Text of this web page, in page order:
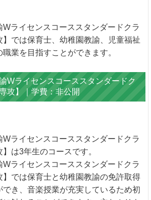
ライセンスコーススタンダードクラ
】では保育士、幼稚園教諭、児童福祉
業を目指すことができます。
Wライセンスコーススタンダードク
攻】｜学費：非公開
ライセンスコーススタンダードクラ
は3年生のコースです。
ライセンスコーススタンダードクラ
】では保育士と幼稚園教諭の免許取得
でき、音楽授業が充実しているため初